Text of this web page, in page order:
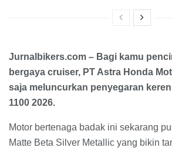
Jurnalbikers.com – Bagi kamu
bergaya cruiser, PT Astra Honda
saja meluncurkan penyegaran
1100 2026.
Motor bertenaga badak ini sekarang
Matte Beta Silver Metallic yang bikin